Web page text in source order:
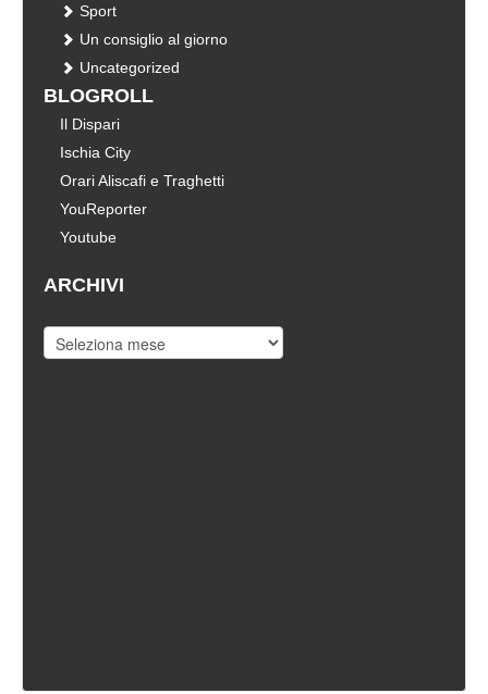
Sport
Un consiglio al giorno
Uncategorized
BLOGROLL
Il Dispari
Ischia City
Orari Aliscafi e Traghetti
YouReporter
Youtube
ARCHIVI